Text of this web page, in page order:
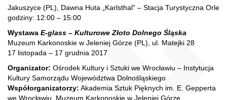
Jakuszyce (PL), Dawna Huta „Karlsthal” – Stacja Turystyczna Orle
godziny: 12:00 – 15:00
Wystawa E-glass – Kulturowe Złoto Dolnego Śląska
Muzeum Karkonoskie w Jeleniej Górze (PL), ul. Matejki 28
17 listopada – 17 grudnia 2017
Organizator: Ośrodek Kultury i Sztuki we Wrocławiu – Instytucja
Kultury Samorządu Województwa Dolnośląskiego
Współorganizatorzy: Akademia Sztuk Pięknych im. E. Gepperta
we Wrocławiu, Muzeum Karkonoskie w Jeleniej Górze